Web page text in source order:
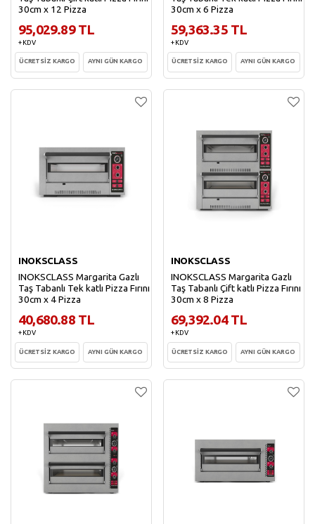
30cm x 12 Pizza
95,029.89 TL
+ KDV
ÜCRETSİZ KARGO AYNI GÜN KARGO
Sepete Ekle
30cm x 6 Pizza
59,363.35 TL
+ KDV
ÜCRETSİZ KARGO AYNI GÜN KARGO
Sepete Ekle
INOKSCLASS
INOKSCLASS Margarita Gazlı
Taş Tabanlı Tek katlı Pizza Fırını
30cm x 4 Pizza
40,680.88 TL
+ KDV
ÜCRETSİZ KARGO AYNI GÜN KARGO
Sepete Ekle
INOKSCLASS
INOKSCLASS Margarita Gazlı
Taş Tabanlı Çift katlı Pizza Fırını
30cm x 8 Pizza
69,392.04 TL
+ KDV
ÜCRETSİZ KARGO AYNI GÜN KARGO
Sepete Ekle